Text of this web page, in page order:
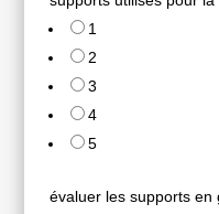
1
2
3
4
5
évaluer les supports en